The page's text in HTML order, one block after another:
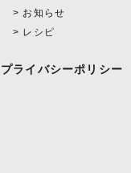
お知らせ
レシピ
プライバシーポリシー